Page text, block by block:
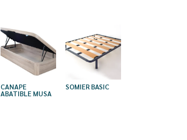
CANAPE
ABATIBLE MUSA
SOMIER BASIC